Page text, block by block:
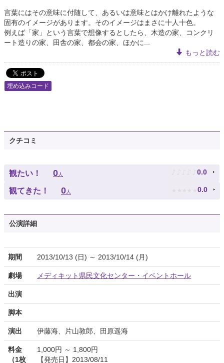
言葉にはその意味に付随して、あるいは意味とはかけ離れたような
固有のイメージがあります。そのイメージはまさに十人十色。
例えば「家」という言葉で想像するとしたら、木造の家、コンクリ
ート造りの家、田舎の家、都会の家、ほかに...
もっと読む
埋め込みコード
クチコミ
観たい！ 0人 ♪ ♪ ♪ ♪ ♪ 0.0
観てきた！ 0人 ★ ★ ★ ★ ★ 0.0
公演詳細
期間 2013/10/13 (日) ～ 2013/10/14 (月)
劇場 メディキット県民文化センター・イベントホール
出演
脚本
演出 伊藤海、片山敦郎、田原遥海
料金
（1枚
1,000円 ～ 1,800円
【発売日】2013/08/11